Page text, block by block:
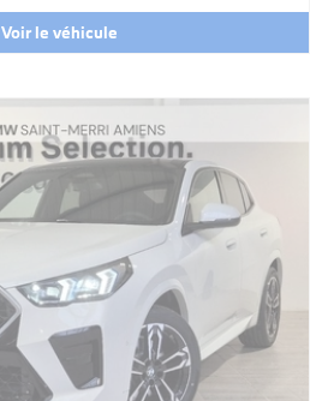
Voir le véhicule